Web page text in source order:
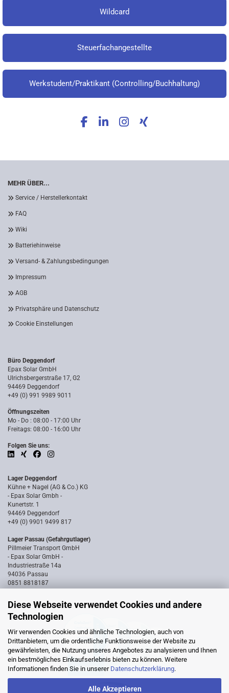
Diese Webseite verwendet Cookies und andere
Technologien
Wir verwenden Cookies und ähnliche Technologien, auch von
Drittanbietern, um die ordentliche Funktionsweise der Website zu
gewährleisten, die Nutzung unseres Angebotes zu analysieren und Ihnen
ein bestmögliches Einkaufserlebnis bieten zu können. Weitere
Informationen finden Sie in unserer Datenschutzerklärung.
Alle Akzeptieren
Wildcard
Steuerfachangestellte
Werkstudent/Praktikant (Controlling/Buchhaltung)
MEHR ÜBER...
Service / Herstellerkontakt
FAQ
Wiki
Batteriehinweise
Versand- & Zahlungsbedingungen
Impressum
AGB
Privatsphäre und Datenschutz
Cookie Einstellungen
Büro Deggendorf
Epax Solar GmbH
Ulrichsbergerstraße 17, G2
94469 Deggendorf
+49 (0) 991 9989 9011
Öffnungszeiten
Mo - Do : 08:00 - 17:00 Uhr
Freitags: 08:00 - 16:00 Uhr
Folgen Sie uns:
Lager Deggendorf
Kühne + Nagel (AG & Co.) KG
- Epax Solar Gmbh -
Kunertstr. 1
94469 Deggendorf
+49 (0) 9901 9499 817
Lager Passau (Gefahrgutlager)
Pillmeier Transport GmbH
- Epax Solar GmbH -
Industriestraße 14a
94036 Passau
0851 8818187